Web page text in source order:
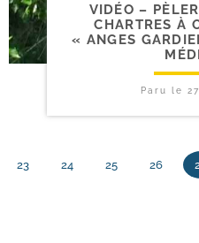
VIDÉO –
CHARTRES À
« ANGES
Paru le
23 24 25 26